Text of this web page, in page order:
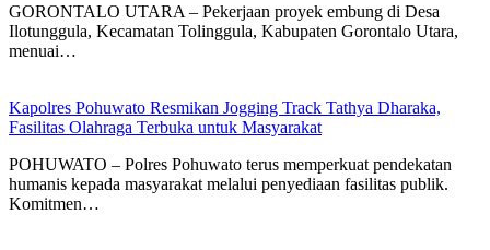
GORONTALO UTARA – Pekerjaan proyek embung di Desa
Ilotunggula, Kecamatan Tolinggula, Kabupaten Gorontalo Utara,
menuai…
Kapolres Pohuwato Resmikan Jogging Track Tathya Dharaka,
Fasilitas Olahraga Terbuka untuk Masyarakat
POHUWATO – Polres Pohuwato terus memperkuat pendekatan
humanis kepada masyarakat melalui penyediaan fasilitas publik.
Komitmen…